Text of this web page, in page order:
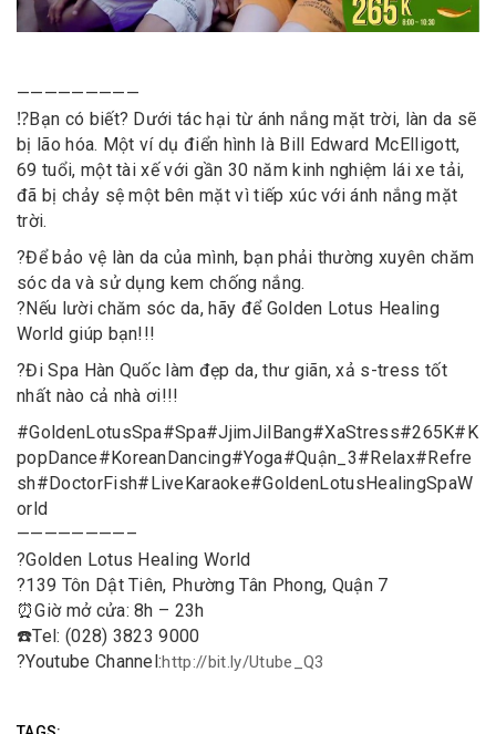
—————————
⁉️Bạn có biết? Dưới tác hại từ ánh nắng mặt trời, làn da sẽ
bị lão hóa. Một ví dụ điển hình là Bill Edward McElligott,
69 tuổi, một tài xế với gần 30 năm kinh nghiệm lái xe tải,
đã bị chảy sệ một bên mặt vì tiếp xúc với ánh nắng mặt
trời.
?Để bảo vệ làn da của mình, bạn phải thường xuyên chăm
sóc da và sử dụng kem chống nắng.
? Nếu lười chăm sóc da, hãy để Golden Lotus Healing
World giúp bạn!!!
?Đi Spa Hàn Quốc làm đẹp da, thư giãn, xả s-tress tốt
nhất nào cả nhà ơi!!!
#GoldenLotusSpa#Spa#JjimJilBang#XaStress#265K# K
popDance# KoreanDancing#Yoga#Quận_3# Relax# Refre
sh# DoctorFish# LiveKaraoke#GoldenLotusHealingSpaW
orld
————————–
?Golden Lotus Healing World
?139 Tôn Dật Tiên, Phường Tân Phong, Quận 7
⏰Giờ mở cửa: 8h – 23h
☎️Tel: (028) 3823 9000
?Youtube Channel:http://bit.ly/Utube_Q3